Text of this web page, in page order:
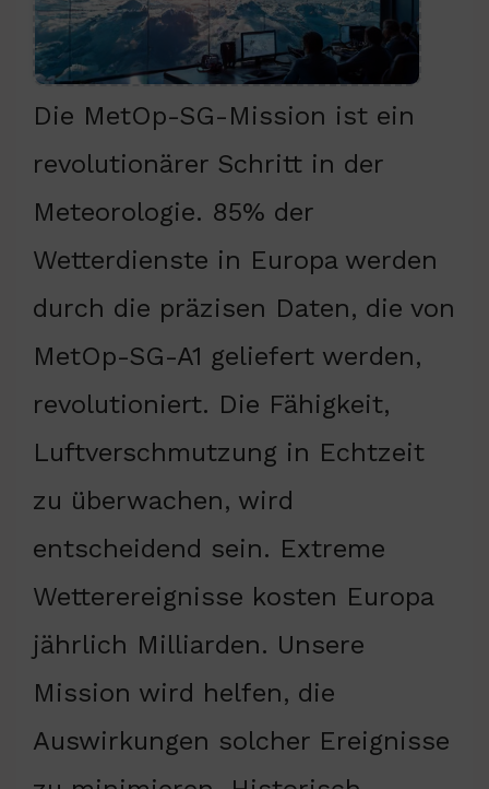
Die MetOp-SG-Mission ist ein
revolutionärer Schritt in der
Meteorologie. 85% der
Wetterdienste in Europa werden
durch die präzisen Daten, die von
MetOp-SG-A1 geliefert werden,
revolutioniert. Die Fähigkeit,
Luftverschmutzung in Echtzeit
zu überwachen, wird
entscheidend sein. Extreme
Wetterereignisse kosten Europa
jährlich Milliarden. Unsere
Mission wird helfen, die
Auswirkungen solcher Ereignisse